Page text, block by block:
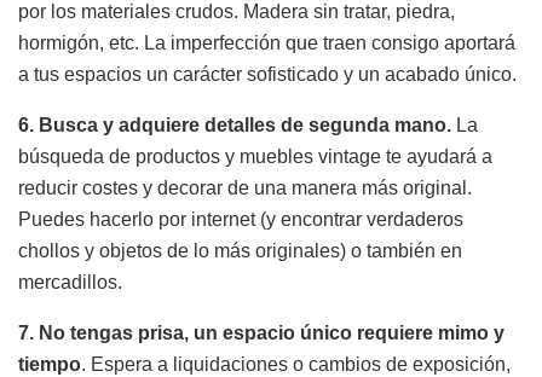
por los materiales crudos. Madera sin tratar, piedra,
hormigón, etc. La imperfección que traen consigo aportará
a tus espacios un carácter sofisticado y un acabado único.
6. Busca y adquiere detalles de segunda mano. La
búsqueda de productos y muebles vintage te ayudará a
reducir costes y decorar de una manera más original.
Puedes hacerlo por internet (y encontrar verdaderos
chollos y objetos de lo más originales) o también en
mercadillos.
7. No tengas prisa, un espacio único requiere mimo y
tiempo. Espera a liquidaciones o cambios de exposición,